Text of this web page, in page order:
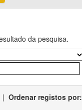
da pesquisa.
| Ordenar registos por: